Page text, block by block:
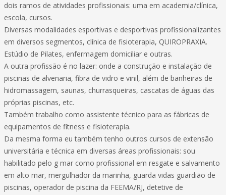
dois ramos de atividades profissionais: uma em academia/clínica,
escola, cursos.
Diversas modalidades esportivas e desportivas profissionalizantes
em diversos segmentos, clínica de fisioterapia, QUIROPRAXIA.
Estúdio de Pilates, enfermagem domiciliar e outras.
A outra profissão é no lazer: onde a construção e instalação de
piscinas de alvenaria, fibra de vidro e vinil, além de banheiras de
hidromassagem, saunas, churrasqueiras, cascatas de águas das
próprias piscinas, etc.
Também trabalho como assistente técnico para as fábricas de
equipamentos de fitness e fisioterapia.
Da mesma forma eu também tenho outros cursos de extensão
universitária e técnica em diversas áreas profissionais: sou
habilitado pelo g mar como profissional em resgate e salvamento
em alto mar, mergulhador da marinha, guarda vidas guardião de
piscinas, operador de piscina da FEEMA/RJ, detetive de